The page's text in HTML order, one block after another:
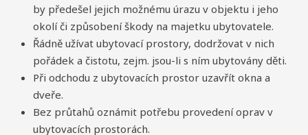
by předešel jejich možnému úrazu v objektu i jeho
okolí či způsobení škody na majetku ubytovatele.
Řádně užívat ubytovací prostory, dodržovat v nich
pořádek a čistotu, zejm. jsou-li s ním ubytovány děti.
Při odchodu z ubytovacích prostor uzavřít okna a
dveře.
Bez průtahů oznámit potřebu provedení oprav v
ubytovacích prostorách.